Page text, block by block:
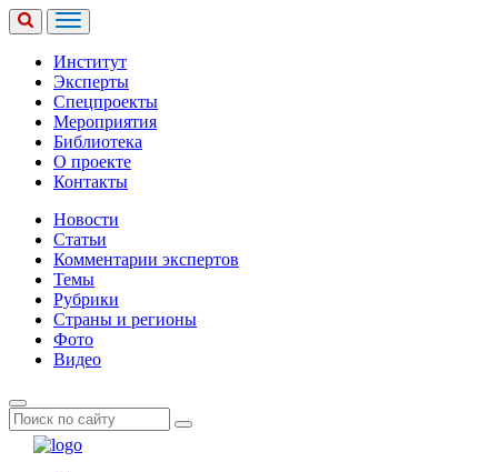
Институт
Эксперты
Спецпроекты
Мероприятия
Библиотека
О проекте
Контакты
Новости
Статьи
Комментарии экспертов
Темы
Рубрики
Страны и регионы
Фото
Видео